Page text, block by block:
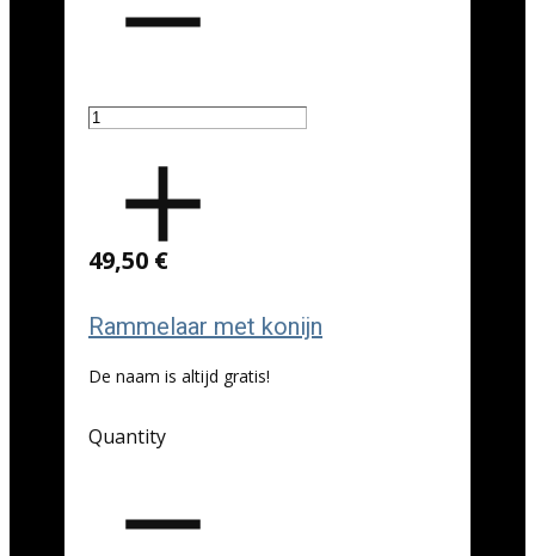
49,50 €
Rammelaar met konijn
De naam is altijd gratis!
Quantity